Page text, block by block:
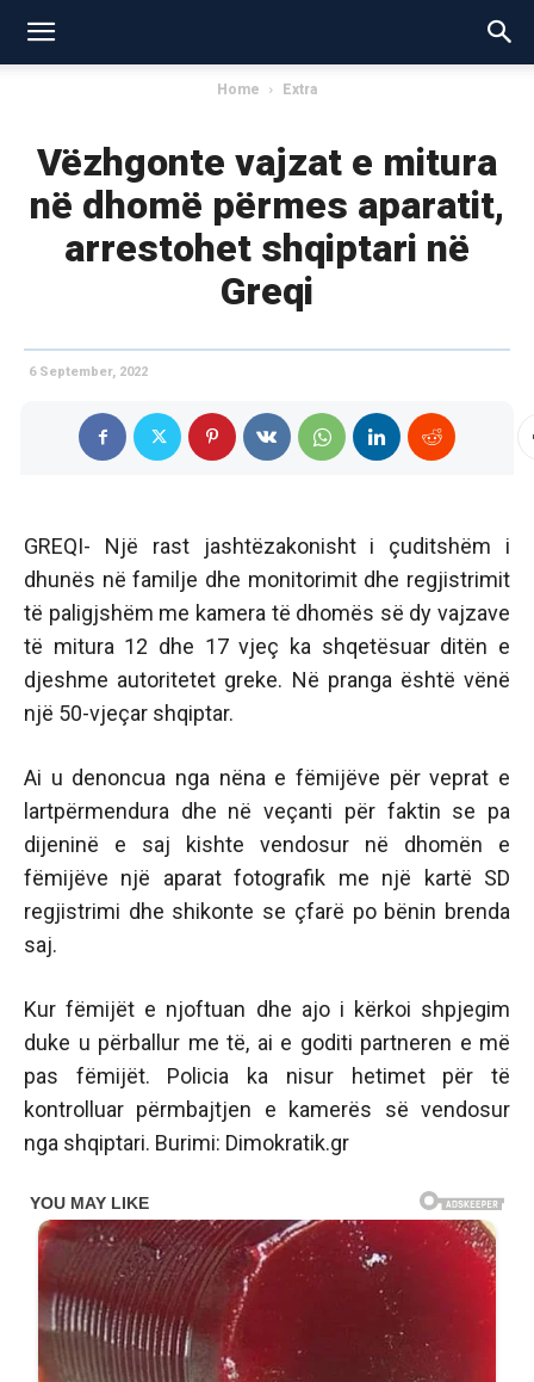
Home Extra
Vëzhgonte vajzat e mitura
në dhomë përmes aparatit,
arrestohet shqiptari në
Greqi
6 September, 2022
GREQI- Një rast jashtëzakonisht i çuditshëm i
dhunës në familje dhe monitorimit dhe regjistrimit
të paligjshëm me kamera të dhomës së dy vajzave
të mitura 12 dhe 17 vjeç ka shqetësuar ditën e
djeshme autoritetet greke. Në pranga është vënë
një 50-vjeçar shqiptar.
Ai u denoncua nga nëna e fëmijëve për veprat e
lartpërmendura dhe në veçanti për faktin se pa
dijeninë e saj kishte vendosur në dhomën e
fëmijëve një aparat fotografik me një kartë SD
regjistrimi dhe shikonte se çfarë po bënin brenda
saj.
Kur fëmijët e njoftuan dhe ajo i kërkoi shpjegim
duke u përballur me të, ai e goditi partneren e më
pas fëmijët. Policia ka nisur hetimet për të
kontrolluar përmbajtjen e kamerës së vendosur
nga shqiptari. Burimi: Dimokratik.gr